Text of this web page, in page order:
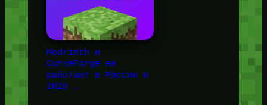
Modrinth и
CurseForge не
работают в России в
2026 …